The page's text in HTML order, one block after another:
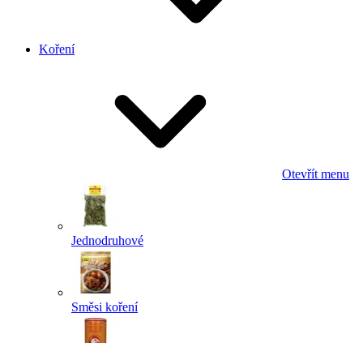
Koření
Otevřít menu
Jednodruhové
Směsi koření